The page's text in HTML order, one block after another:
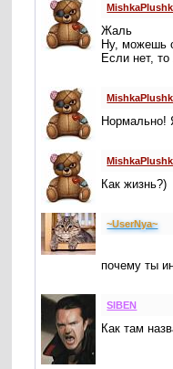
Жаль
Ну, можешь
Если нет,
Нормально!
Как жизнь?)
~UserNya~
почему ты
SIBEN
Как там